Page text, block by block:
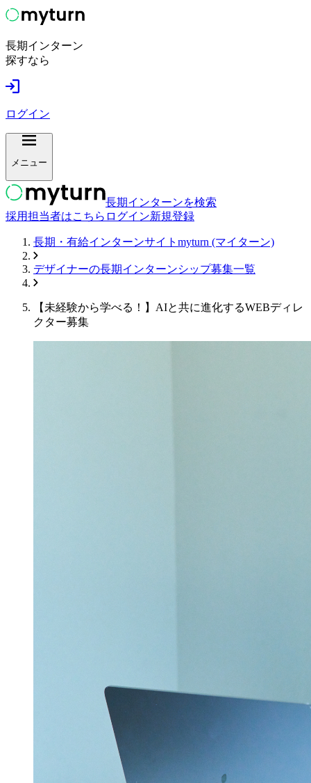
長期インターン
探すなら
ログイン
メニュー
長期インターンを検索
採用担当者はこちら ログイン新規登録
長期・有給インターンサイトmyturn (マイターン)
デザイナーの長期インターンシップ募集一覧
【未経験から学べる！】AIと共に進化するWEBディレ
クター募集